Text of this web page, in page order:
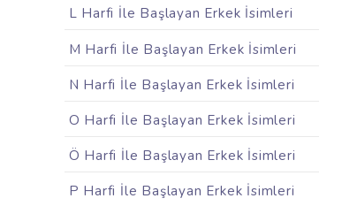
L Harfi İle Başlayan Erkek İsimleri
M Harfi İle Başlayan Erkek İsimleri
N Harfi İle Başlayan Erkek İsimleri
O Harfi İle Başlayan Erkek İsimleri
Ö Harfi İle Başlayan Erkek İsimleri
P Harfi İle Başlayan Erkek İsimleri